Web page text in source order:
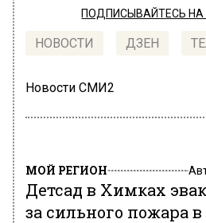
ПОДПИСЫВАЙТЕСЬ НА
НОВОСТИ ДЗЕН
Новости СМИ2
МОЙ РЕГИОН
Детсад в Химках
за сильного пожара